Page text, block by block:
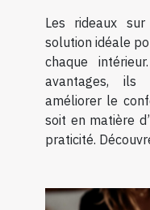
Les rideaux
solution idéale
chaque
avantages, ils
améliorer le
soit en matière
praticité.